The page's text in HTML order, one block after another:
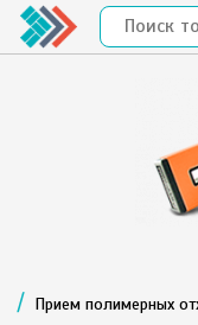
Прием полимерных